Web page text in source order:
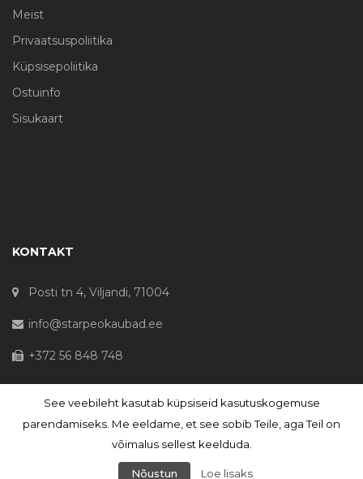
Meist
Privaatsuspoliitika
Küpsisepoliitika
Ostuinfo
Sisukaart
KONTAKT
Posti tn 4, Viljandi, 71004
info@starpeokaubad.ee
+372 56 848 748
© Haljaste OÜ 2020 - Registrikood 10645867
See veebileht kasutab küpsiseid kasutuskogemuse
parendamiseks. Me eeldame, et see sobib Teile, aga Teil on
võimalus sellest keelduda.
Nõustun Loe lisaks